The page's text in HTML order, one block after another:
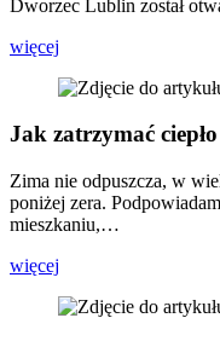
Dworzec Lublin został
więcej
Jak zatrzymać ciepło
Zima nie odpuszcza, w
poniżej zera.
mieszkaniu,…
więcej